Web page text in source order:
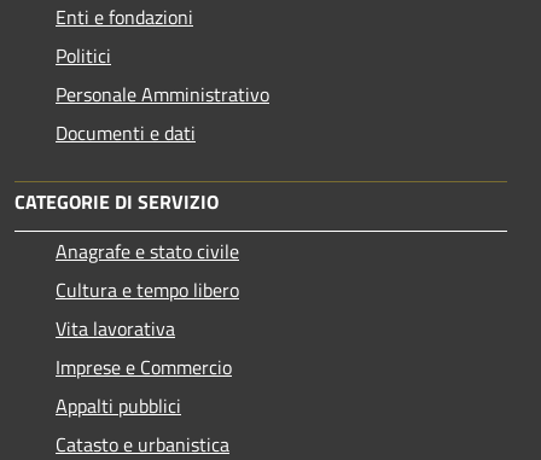
Enti e fondazioni
Politici
Personale Amministrativo
Documenti e dati
CATEGORIE DI SERVIZIO
Anagrafe e stato civile
Cultura e tempo libero
Vita lavorativa
Imprese e Commercio
Appalti pubblici
Catasto e urbanistica